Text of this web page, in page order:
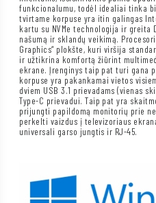
funkcionalumu, todėl idealiai tinka
tvirtame korpuse yra itin galingas
kartu su NVMe technologija ir greita
našumą ir sklandų veikimą.
Graphics“ plokšte, kuri viršija
ir užtikrina komfortą žiūrint
ekrane. Įrenginys taip pat turi gana
korpuse yra pakankamai vietos
dviem USB 3.1 prievadams (vienas
Type-C prievadui. Taip pat yra
prijungti papildomą monitorių prie
perkelti vaizdus į televizoriaus
universali garso jungtis ir RJ-45.